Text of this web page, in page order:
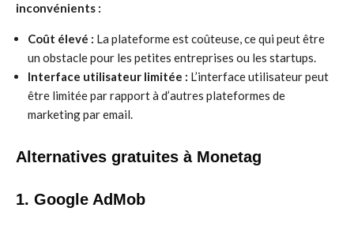
inconvénients :
Coût élevé : La plateforme est coûteuse, ce qui peut être
un obstacle pour les petites entreprises ou les startups.
Interface utilisateur limitée : L’interface utilisateur peut
être limitée par rapport à d’autres plateformes de
marketing par email.
Alternatives gratuites à Monetag
1. Google AdMob